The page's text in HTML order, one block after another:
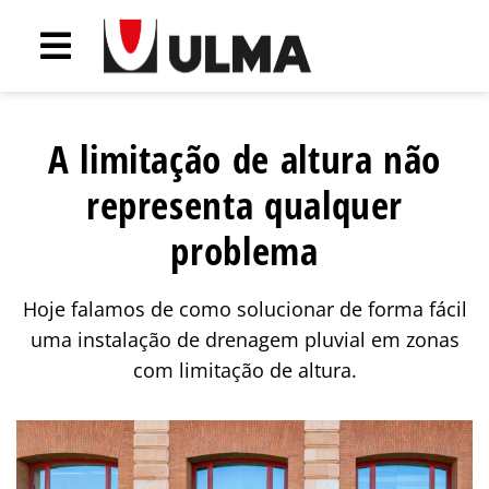
A limitação de altura não
representa qualquer
problema
Hoje falamos de como solucionar de forma fácil
uma instalação de drenagem pluvial em zonas
com limitação de altura.